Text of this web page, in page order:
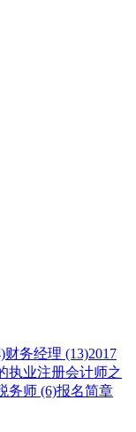
财务经理 (13)2017
执业注册会计师之
务师 (6)报名简章